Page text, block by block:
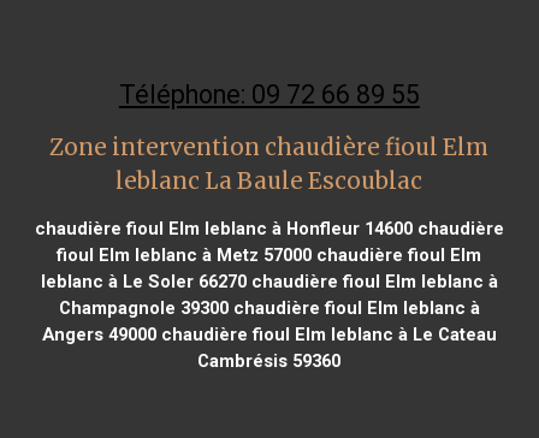
Téléphone: 09 72 66 89 55
Zone intervention chaudière fioul Elm
leblanc La Baule Escoublac
chaudière fioul Elm leblanc à Honfleur 14600chaudière
fioul Elm leblanc à Metz 57000 chaudière fioul Elm
leblanc à Le Soler 66270chaudière fioul Elm leblanc à
Champagnole 39300chaudière fioul Elm leblanc à
Angers 49000chaudière fioul Elm leblanc à Le Cateau
Cambrésis 59360